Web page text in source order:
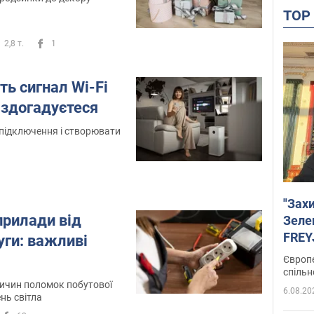
2,8 т. 1
сигнал Wi-Fi
і створювати
від
важливі
поломок побутової
світла